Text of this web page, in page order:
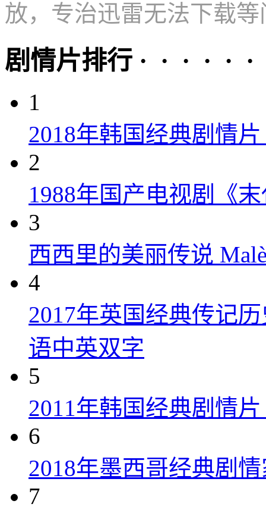
放，专治迅雷无法下载等
剧情片排行 · · · · · ·
1
2018年韩国经典剧情
2
1988年国产电视剧《
3
西西里的美丽传说
4
2017年英国经典传记
语中英双字
5
2011年韩国经典剧情
6
2018年墨西哥经典剧
7